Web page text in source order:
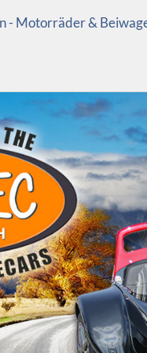
- Motorräder &